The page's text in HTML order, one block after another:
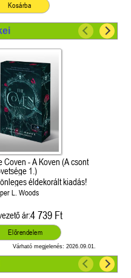
Kosárba
Coven - A Koven (A csont
1.)
éldekorált kiadás!
L. Woods
ár:4 739 Ft
Előrendelem
Várható megjelenés: 2026.09.01.